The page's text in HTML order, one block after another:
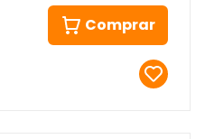
Comprar